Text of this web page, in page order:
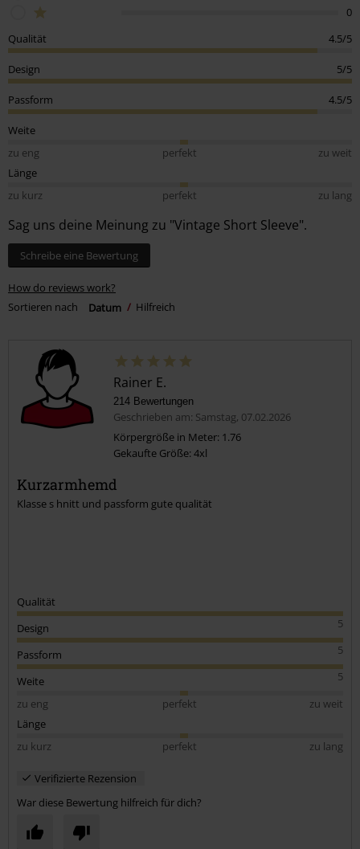
0
Qualität
4.5/5
Design 5/5
Passform 4.5/5
Weite
zu eng
perfekt
zu weit
Länge
zu kurz
perfekt zu lang
Sag uns deine Meinung zu "Vintage Short Sleeve".
Schreibe eine Bewertung
How do reviews work?
Sortieren nach
Datum Hilfreich
Rainer E.
214 Bewertungen
Geschrieben am: Samstag, 07.02.2026
Körpergröße in Meter: 1.76
Gekaufte Größe: 4xl
Kurzarmhemd
Klasse s hnitt und passform gute qualität
Qualität
5
Design
5
Passform
5
Weite
zu eng
perfekt
zu weit
Länge
zu kurz
perfekt zu lang
Verifizierte Rezension
War diese Bewertung hilfreich für dich?